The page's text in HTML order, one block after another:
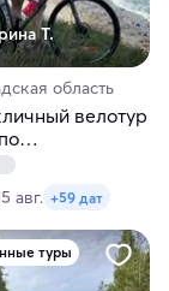
Т.
область
велотур
области
авг. +59 дат
туры